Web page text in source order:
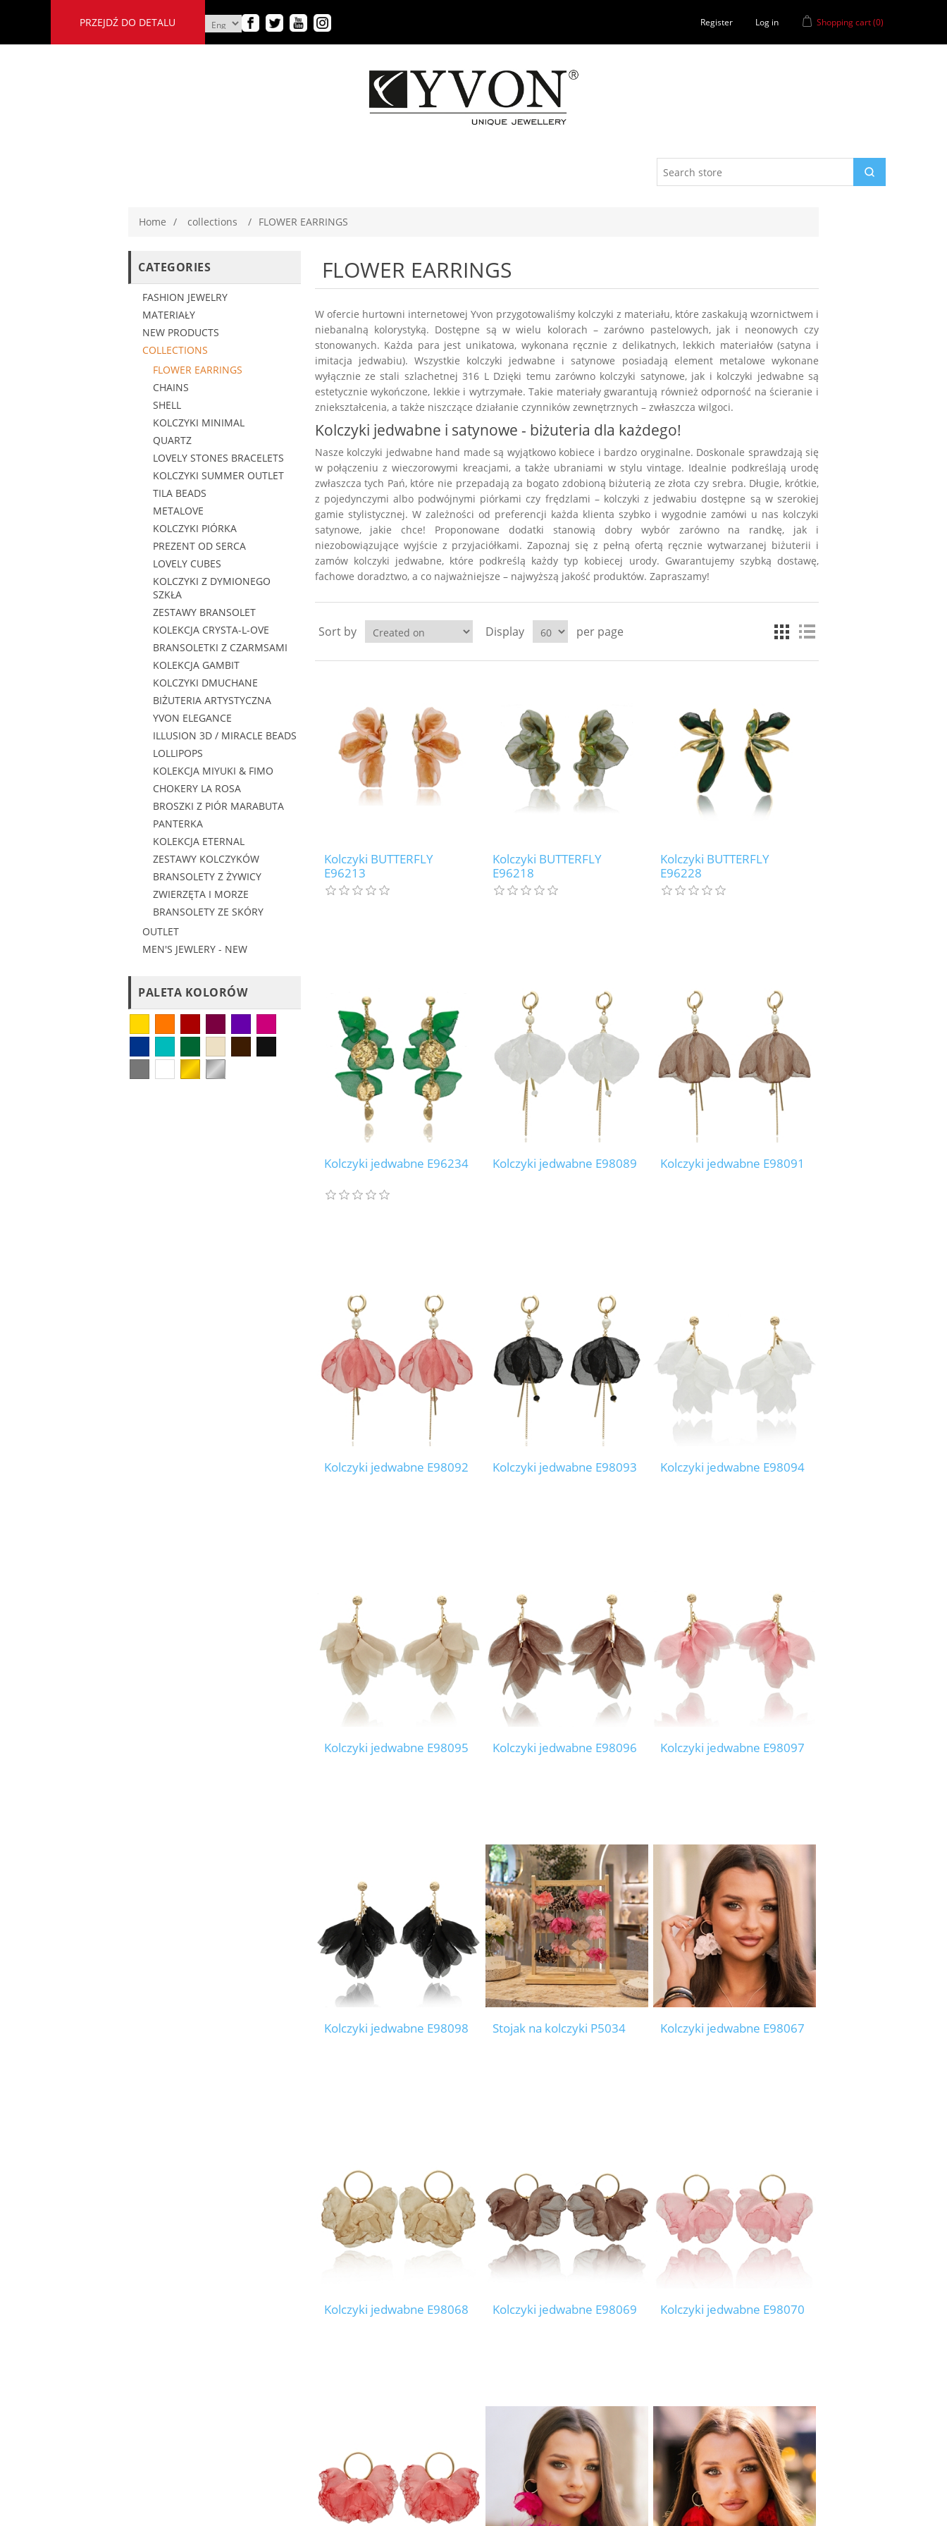
PRZEJDŹ DO DETALU Register Log in Shopping cart(0)
Home / collections / FLOWER EARRINGS
CATEGORIES
FASHION JEWELRY
MATERIAŁY
NEW PRODUCTS
COLLECTIONS
FLOWER EARRINGS
CHAINS
SHELL
KOLCZYKI MINIMAL
QUARTZ
LOVELY STONES BRACELETS
KOLCZYKI SUMMER OUTLET
TILA BEADS
METALOVE
KOLCZYKI PIÓRKA
PREZENT OD SERCA
LOVELY CUBES
KOLCZYKI Z DYMIONEGO
SZKŁA
ZESTAWY BRANSOLET
KOLEKCJA CRYSTA-L-OVE
BRANSOLETKI Z CZARMSAMI
KOLEKCJA GAMBIT
KOLCZYKI DMUCHANE
BIŻUTERIA ARTYSTYCZNA
YVON ELEGANCE
ILLUSION 3D / MIRACLE BEADS
LOLLIPOPS
KOLEKCJA MIYUKI & FIMO
CHOKERY LA ROSA
BROSZKI Z PIÓR MARABUTA
PANTERKA
KOLEKCJA ETERNAL
ZESTAWY KOLCZYKÓW
BRANSOLETY Z ŻYWICY
ZWIERZĘTA I MORZE
BRANSOLETY ZE SKÓRY
OUTLET
MEN'S JEWLERY - NEW
PALETA KOLORÓW
FLOWER EARRINGS
W ofercie hurtowni internetowej Yvon przygotowaliśmy kolczyki z materiału, które zaskakują wzornictwem i
niebanalną kolorystyką. Dostępne są w wielu kolorach – zarówno pastelowych, jak i neonowych czy
stonowanych. Każda para jest unikatowa, wykonana ręcznie z delikatnych, lekkich materiałów (satyna i
imitacja jedwabiu). Wszystkie kolczyki jedwabne i satynowe posiadają element metalowe wykonane
wyłącznie ze stali szlachetnej 316 L Dzięki temu zarówno kolczyki satynowe, jak i kolczyki jedwabne są
estetycznie wykończone, lekkie i wytrzymałe. Takie materiały gwarantują również odporność na ścieranie i
zniekształcenia, a także niszczące działanie czynników zewnętrznych – zwłaszcza wilgoci.
Kolczyki jedwabne i satynowe - biżuteria dla każdego!
Nasze kolczyki jedwabne hand made są wyjątkowo kobiece i bardzo oryginalne. Doskonale sprawdzają się
w połączeniu z wieczorowymi kreacjami, a także ubraniami w stylu vintage. Idealnie podkreślają urodę
zwłaszcza tych Pań, które nie przepadają za bogato zdobioną biżuterią ze złota czy srebra. Długie, krótkie,
z pojedynczymi albo podwójnymi piórkami czy frędzlami – kolczyki z jedwabiu dostępne są w szerokiej
gamie stylistycznej. W zależności od preferencji każda klienta szybko i wygodnie zamówi u nas kolczyki
satynowe, jakie chce! Proponowane dodatki stanowią dobry wybór zarówno na randkę, jak i
niezobowiązujące wyjście z przyjaciółkami. Zapoznaj się z pełną ofertą ręcznie wytwarzanej biżuterii i
zamów kolczyki jedwabne, które podkreślą każdy typ kobiecej urody. Gwarantujemy szybką dostawę,
fachowe doradztwo, a co najważniejsze – najwyższą jakość produktów. Zapraszamy!
Sort by Display per page
Kolczyki BUTTERFLY
E96213
Kolczyki BUTTERFLY
E96218
Kolczyki BUTTERFLY
E96228
Kolczyki jedwabne E96234 Kolczyki jedwabne E98089 Kolczyki jedwabne E98091
Kolczyki jedwabne E98092 Kolczyki jedwabne E98093 Kolczyki jedwabne E98094
Kolczyki jedwabne E98095 Kolczyki jedwabne E98096 Kolczyki jedwabne E98097
Kolczyki jedwabne E98098 Stojak na kolczyki P5034 Kolczyki jedwabne E98067
Kolczyki jedwabne E98068 Kolczyki jedwabne E98069 Kolczyki jedwabne E98070